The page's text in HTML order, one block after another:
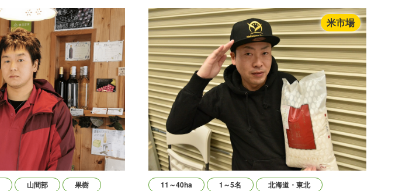
山間部
果樹
米市場
11～40ha 1～5名
北海道・東北